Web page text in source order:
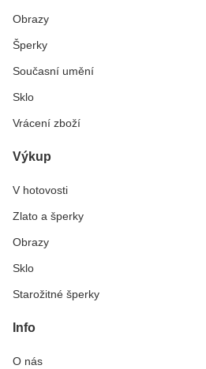
Obrazy
Šperky
Současní umění
Sklo
Vrácení zboží
Výkup
V hotovosti
Zlato a šperky
Obrazy
Sklo
Starožitné šperky
Info
O nás